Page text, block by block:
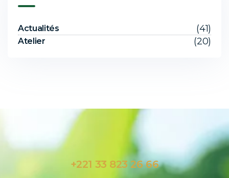
Actualités (41)
Atelier (20)
+221 33 823 26 66